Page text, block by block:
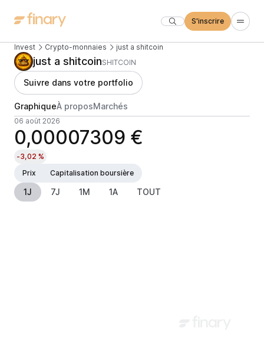
S'inscrire
Invest Crypto-monnaies just a shitcoin
just a shitcoinSHITCOIN
Suivre dans votre portfolio
GraphiqueÀ proposMarchés
06 août 2026
0,00007309 €
-3,02 %
Prix
Capitalisation boursière
1J 7J 1M 1A TOUT